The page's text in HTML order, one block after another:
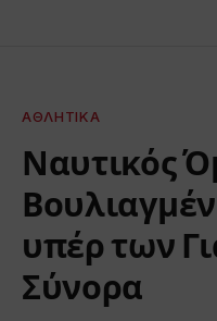
ΑΘΛΗΤΙΚΆ
Ναυτικός
υπέρ των
Σύνορα